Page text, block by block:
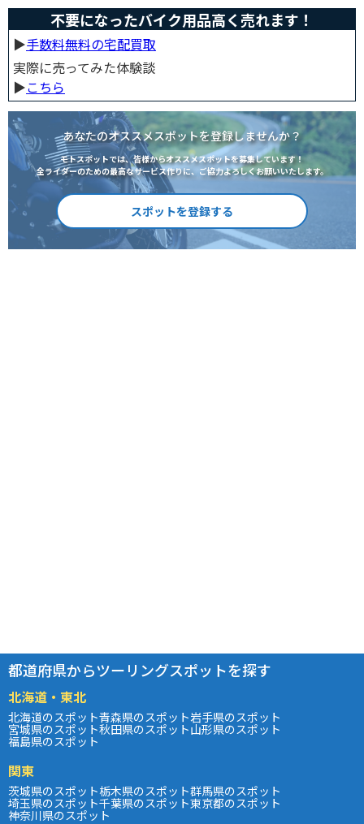
不要になったバイク用品高く売れます！
▶︎手数料無料の宅配買取
実際に売ってみた体験談
▶︎こちら
あなたのオススメスポットを登録しませんか？
モトスポットでは、皆様からオススメスポットを募集しています！
全ライダーのための最高なサービス作りに、ご協力よろしくお願いいたします。
スポットを登録する
都道府県からツーリングスポットを探す
北海道・東北
北海道のスポット青森県のスポット岩手県のスポット
宮城県のスポット秋田県のスポット山形県のスポット
福島県のスポット
関東
茨城県のスポット栃木県のスポット群馬県のスポット
埼玉県のスポット千葉県のスポット東京都のスポット
神奈川県のスポット